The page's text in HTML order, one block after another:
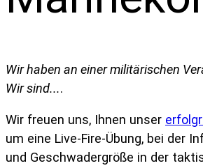
Wir haben an einer militärischen
Wir sind....
Wir freuen uns, Ihnen unser
um eine Live-Fire-Übung, bei der
und Geschwadergröße in der